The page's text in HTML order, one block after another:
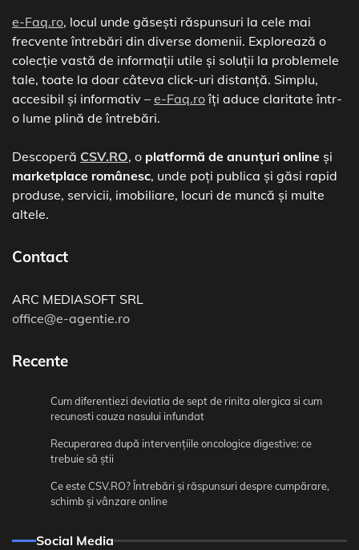
e-Faq.ro, locul unde găsești răspunsuri la cele mai
frecvente întrebări din diverse domenii. Explorează o
colecție vastă de informații utile și soluții la problemele
tale, toate la doar câteva click-uri distanță. Simplu,
accesibil și informativ – e-Faq.roîți aduce claritate într-
o lume plină de întrebări.
Descoperă CSV.RO, o platformă de anunțuri online și
marketplace românesc, unde poți publica și găsi rapid
produse, servicii, imobiliare, locuri de muncă și multe
altele.
Contact
ARC MEDIASOFT SRL
office@e-agentie.ro
Recente
Cum diferentiezi deviatia de sept de rinita alergica si cum
recunosti cauza nasului infundat
Recuperarea după intervențiile oncologice digestive: ce
trebuie să știi
Ce este CSV.RO? Întrebări și răspunsuri despre cumpărare,
schimb și vânzare online
Social Media